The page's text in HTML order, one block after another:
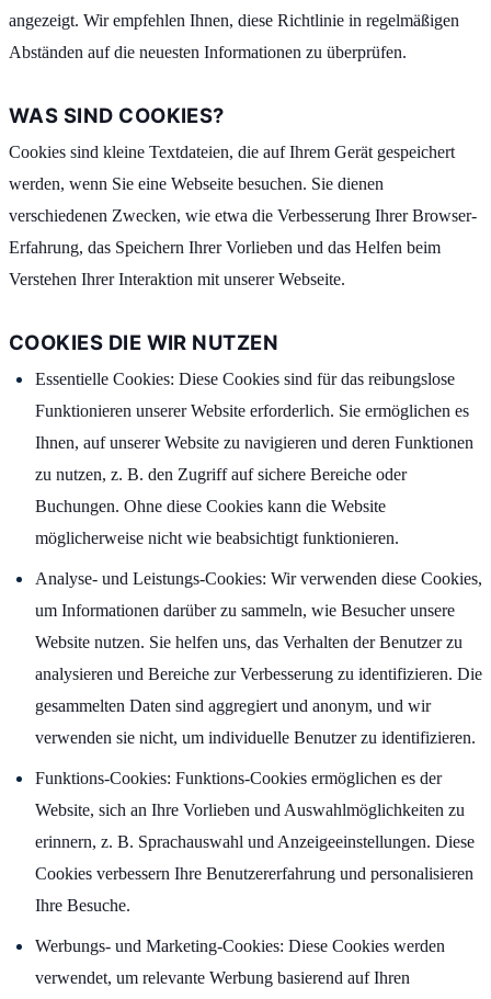
angezeigt. Wir empfehlen Ihnen, diese Richtlinie in regelmäßigen
Abständen auf die neuesten Informationen zu überprüfen.
WAS SIND COOKIES?
Cookies sind kleine Textdateien, die auf Ihrem Gerät gespeichert
werden, wenn Sie eine Webseite besuchen. Sie dienen
verschiedenen Zwecken, wie etwa die Verbesserung Ihrer Browser-
Erfahrung, das Speichern Ihrer Vorlieben und das Helfen beim
Verstehen Ihrer Interaktion mit unserer Webseite.
COOKIES DIE WIR NUTZEN
Essentielle Cookies: Diese Cookies sind für das reibungslose
Funktionieren unserer Website erforderlich. Sie ermöglichen es
Ihnen, auf unserer Website zu navigieren und deren Funktionen
zu nutzen, z. B. den Zugriff auf sichere Bereiche oder
Buchungen. Ohne diese Cookies kann die Website
möglicherweise nicht wie beabsichtigt funktionieren.
Analyse- und Leistungs-Cookies: Wir verwenden diese Cookies,
um Informationen darüber zu sammeln, wie Besucher unsere
Website nutzen. Sie helfen uns, das Verhalten der Benutzer zu
analysieren und Bereiche zur Verbesserung zu identifizieren. Die
gesammelten Daten sind aggregiert und anonym, und wir
verwenden sie nicht, um individuelle Benutzer zu identifizieren.
Funktions-Cookies: Funktions-Cookies ermöglichen es der
Website, sich an Ihre Vorlieben und Auswahlmöglichkeiten zu
erinnern, z. B. Sprachauswahl und Anzeigeeinstellungen. Diese
Cookies verbessern Ihre Benutzererfahrung und personalisieren
Ihre Besuche.
Werbungs- und Marketing-Cookies: Diese Cookies werden
verwendet, um relevante Werbung basierend auf Ihren